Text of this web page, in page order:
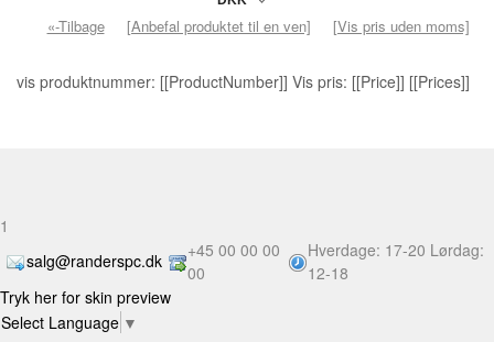
«-Tilbage [Anbefal produktet til en ven] [Vis pris uden moms]
vis produktnummer: [[ProductNumber]] Vis pris: [[Price]] [[Prices]]
1
salg@randerspc.dk
+45 00 00 00
00
Hverdage: 17-20 Lørdag:
12-18
Tryk her for skin preview
Select Language ▼